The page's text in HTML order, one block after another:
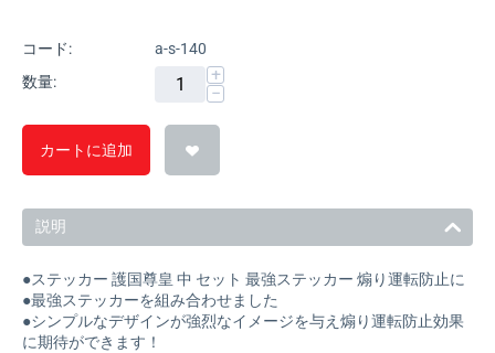
コード:
a-s-140
数量:
+
−
カートに追加
説明
●ステッカー 護国尊皇 中 セット 最強ステッカー 煽り運転防止に
●最強ステッカーを組み合わせました
●シンプルなデザインが強烈なイメージを与え煽り運転防止効果
に期待ができます！